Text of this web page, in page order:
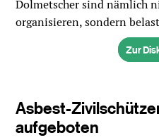
Dolmetscher sind nämlich
organisieren, sondern
Zur
Asbest-
aufgeboten